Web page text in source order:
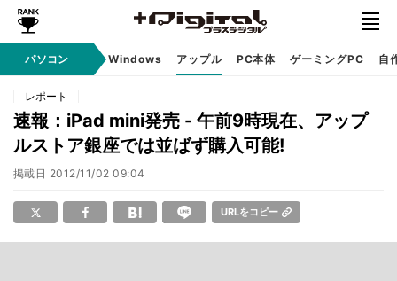
パソコン Windows アップル PC本体 ゲーミングPC 自
レポート
速報：iPad mini発売 - 午前9時現在、アップ
ルストア銀座では並ばず購入可能!
掲載日 2012/11/02 09:04
URLをコピー